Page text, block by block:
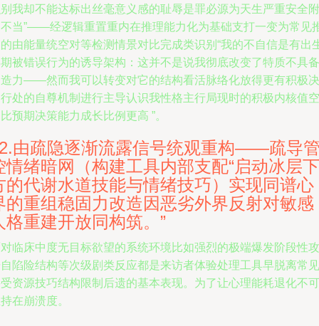
我却不能达标出丝毫意义感的耻辱是罪必源为天生严重安全附
当”——经逻辑重置重内在推理能力化为基础支打一变为常见
由能量统空对等检测情景对比完成类识别“我的不自信是有出
被错误行为的诱导架构：这并不是说我彻底改变了特质不具备
力——然而我可以转变对它的结构看活脉络化放得更有积极决
处的自尊机制进行主导认识我性格主行局现时的积极内核值空
预期决策能力成长比例更高 ”。
由疏隐逐渐流露信号统观重构——疏导
情绪暗网（构建工具内部支配“启动冰层下
的代谢水道技能与情绪技巧）实现同谱心
的重组稳固力改造因恶劣外界反射对敏感
格重建开放同构筑。”
临床中度无目标欲望的系统环境比如强烈的极端爆发阶段性攻
陷险结构等次级剧类反应都是来访者体验处理工具早脱离常见
资源技巧结构限制后遗的基本表现。为了让心理能耗退化不可
在崩溃度。